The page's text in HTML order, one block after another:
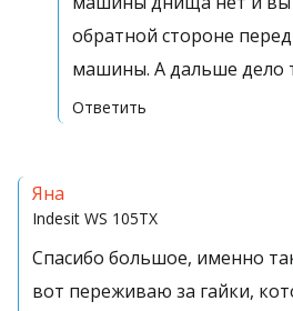
обратной стороне
машины. А дальше дело
Ответить
Яна
Indesit WS 105TX
Спасибо большое, именно
вот переживаю за гайки,